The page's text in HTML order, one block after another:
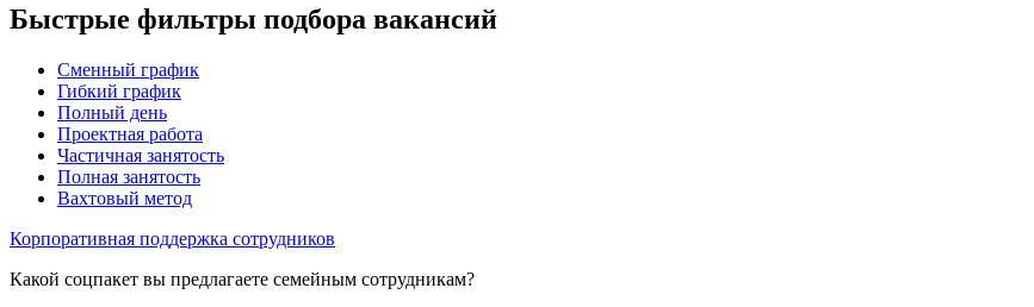
Быстрые фильтры подбора вакансий
Сменный график
Гибкий график
Полный день
Проектная работа
Частичная занятость
Полная занятость
Вахтовый метод
Корпоративная поддержка сотрудников
Какой соцпакет вы предлагаете семейным сотрудникам?